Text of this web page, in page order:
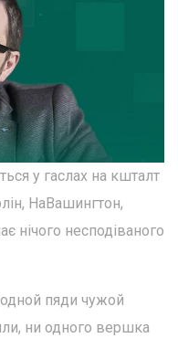
у гаслах на кшталт
НаВашингтон,
несподіваного
пяди чужой
ни одного вершка